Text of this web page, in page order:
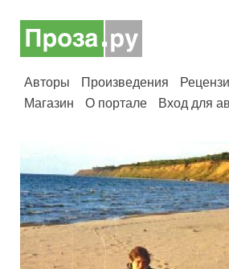
Авторы Произведения
Магазин
О портале Вход для